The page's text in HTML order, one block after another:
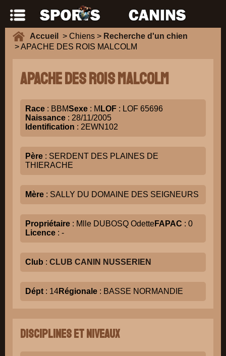
Accueil > Chiens > Recherche d'un chien
> APACHE DES ROIS MALCOLM
APACHE DES ROIS MALCOLM
Race : BBMSexe : M LOF : LOF 65696
Naissance : 28/11/2005
Identification : 2EWN102
Père : SERDENT DES PLAINES DE
THIERACHE
Mère : SALLY DU DOMAINE DES SEIGNEURS
Propriétaire : Mlle DUBOSQ OdetteFAPAC : 0
Licence : -
Club : CLUB CANIN NUSSERIEN
Dépt : 14Régionale : BASSE NORMANDIE
Disciplines et niveaux